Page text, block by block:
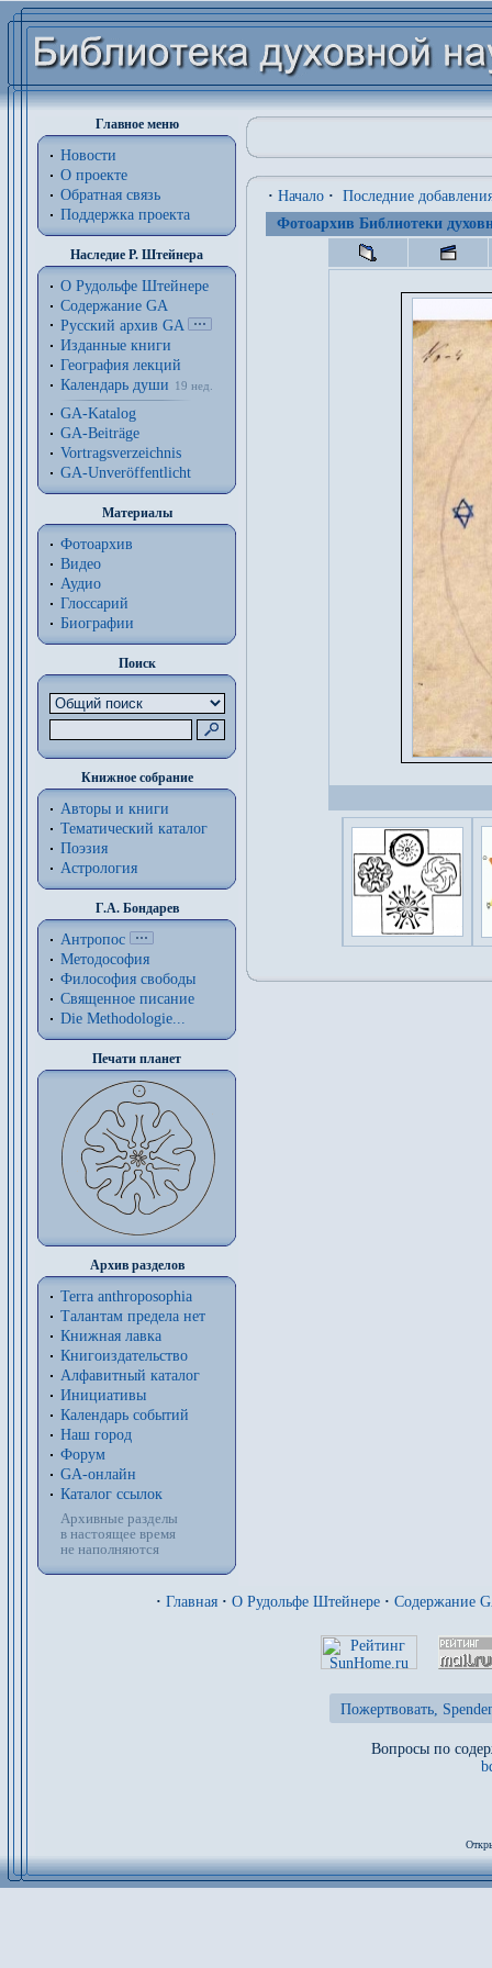
Главное меню
Новости
О проекте
Обратная связь
Поддержка проекта
Наследие Р. Штейнера
О Рудольфе Штейнере
Содержание GA
Русский архив GA
Изданные книги
География лекций
Календарь души
19 нед.
GA-Katalog
GA-Beiträge
Vortragsverzeichnis
GA-Unveröffentlicht
Материалы
Фотоархив
Видео
Аудио
Глоссарий
Биографии
Поиск
Книжное собрание
Авторы и книги
Тематический каталог
Поэзия
Астрология
Г.А. Бондарев
Антропос
Методософия
Философия cвободы
Священное писание
Die Methodologie...
Печати планет
Архив разделов
Terra anthroposophia
Талантам предела нет
Книжная лавка
Книгоиздательство
Алфавитный каталог
Инициативы
Календарь событий
Наш город
Форум
GA-онлайн
Каталог ссылок
Архивные разделы
в настоящее время
не наполняются
· Начало · Последние
Фотоархив Библиотеки
· Главная · О Рудольфе Штейнере · Содержание
Пожертвовать,
Вопросы по